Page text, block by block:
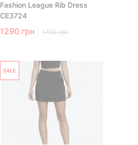
Fashion League Rib Dress
CE3724
1290 грн 1790 грн